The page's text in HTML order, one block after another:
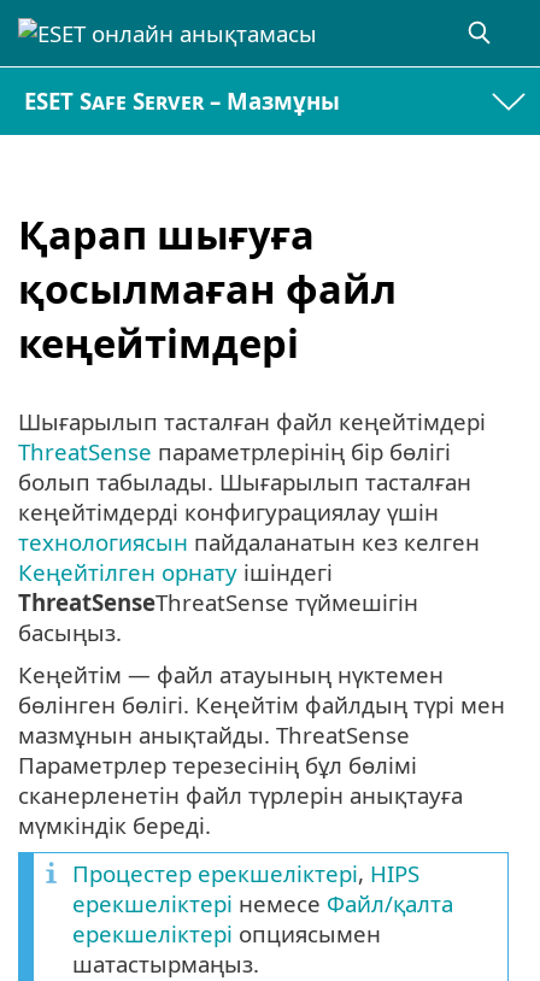
ESET Safe Server – Мазмұны
Қарап шығуға
қосылмаған файл
кеңейтімдері
Шығарылып тасталған файл кеңейтімдері
ThreatSense параметрлерінің бір бөлігі
болып табылады. Шығарылып тасталған
кеңейтімдерді конфигурациялау үшін
технологиясын пайдаланатын кез келген
Кеңейтілген орнату ішіндегі
ThreatSenseThreatSense түймешігін
басыңыз.
Кеңейтім — файл атауының нүктемен
бөлінген бөлігі. Кеңейтім файлдың түрі мен
мазмұнын анықтайды. ThreatSense
Параметрлер терезесінің бұл бөлімі
сканерленетін файл түрлерін анықтауға
мүмкіндік береді.
Процестер ерекшеліктері, HIPS
ерекшеліктері немесе Файл/қалта
ерекшеліктері опциясымен
шатастырмаңыз.